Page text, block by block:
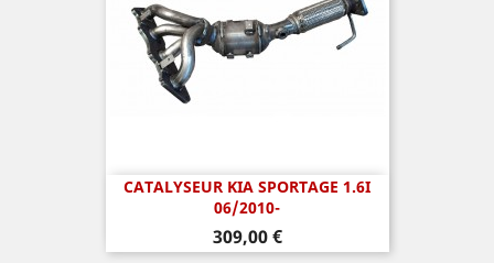
CATALYSEUR KIA SPORTAGE 1.6I
06/2010-
Prix
309,00 €